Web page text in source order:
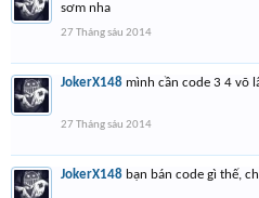
sơm nha
27 Tháng sáu 2014
JokerX148 mình cần code 3 4 võ
27 Tháng sáu 2014
JokerX148 bạn bán code gì thế,